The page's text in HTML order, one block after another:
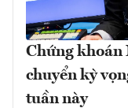
Chứng khoán
chuyển kỳ
tuần này